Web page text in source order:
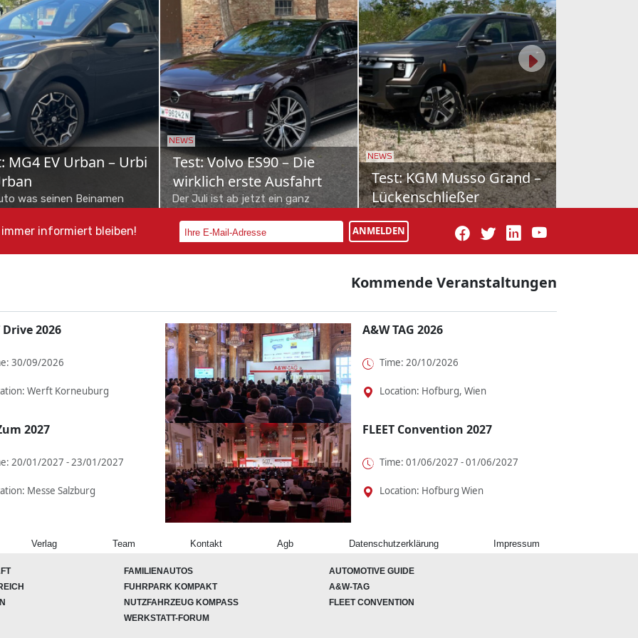
bZ4X Touring: Der
neuer Schule
auf – und mit ihr die Familie
NEWS
Schon gefahren: Mercedes
VLE
bis zu acht Personen und Business-
Class-Komfort: Der neue Mercedes
NEWS
Schon gefahren: Farizon
V7E
Tochter Farizon nun den V7E nach
Österreich. Vollelektrisch natürlich,
informiert bleiben! ANMELDEN
Kommende Veranstaltungen
Drive 2026
30/09/2026
Werft Korneuburg
A&W TAG 2026
Time: 20/10/2026
Location: Hofburg, Wien
2027
20/01/2027 - 23/01/2027
Messe Salzburg
FLEET Convention 2027
Time: 01/06/2027 - 01/06/2027
Location: Hofburg Wien
Verlag Team Kontakt Agb Datenschutzerklärung Impressum
FAMILIENAUTOS
AUTOMOTIVE GUIDE
FUHRPARK KOMPAKT
A&W-TAG
NUTZFAHRZEUG KOMPASS
FLEET CONVENTION
WERKSTATT-FORUM